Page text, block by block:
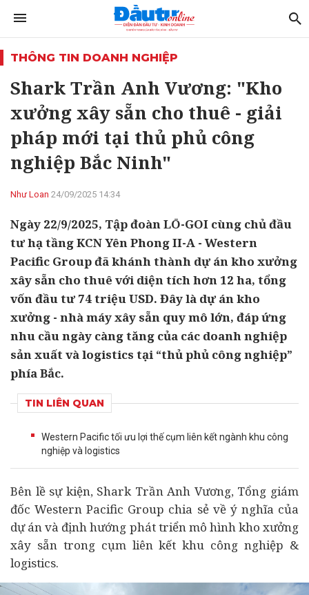
THÔNG TIN DOANH NGHIỆP
Shark Trần Anh Vương: "Kho
xưởng xây sẵn cho thuê - giải
pháp mới tại thủ phủ công
nghiệp Bắc Ninh"
Như Loan 24/09/2025 14:34
Ngày 22/9/2025, Tập đoàn LŌ-GOI cùng chủ đầu
tư hạ tầng KCN Yên Phong II-A - Western
Pacific Group đã khánh thành dự án kho xưởng
xây sẵn cho thuê với diện tích hơn 12 ha, tổng
vốn đầu tư 74 triệu USD. Đây là dự án kho
xưởng - nhà máy xây sẵn quy mô lớn, đáp ứng
nhu cầu ngày càng tăng của các doanh nghiệp
sản xuất và logistics tại “thủ phủ công nghiệp”
phía Bắc.
TIN LIÊN QUAN
Western Pacific tối ưu lợi thế cụm liên kết ngành khu công
nghiệp và logistics
Bên lề sự kiện, Shark Trần Anh Vương, Tổng giám
đốc Western Pacific Group chia sẻ về ý nghĩa của
dự ánvà định hướng phát triển mô hình kho xưởng
xây sẵn trong cụm liên kết khu công nghiệp &
logistics.